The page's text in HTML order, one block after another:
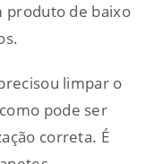
produto de baixo
limpar o
pode ser
correta. É